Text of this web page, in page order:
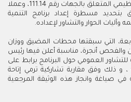
تنفيذا لمقتضيات القانون التنظيمي المتعلق بالجهات رقم 111.14، وعملا
بتحديد مسطرة إعداد برنامج التنمية
وآليات الحوار والتشاور لإعداده.
التي سبقتها محطات المضيق ووزان
أنجرة، مناسبة أعلن فيها رئيس
للتشاور العمومي حول البرنامج برابط على
موقع الجهة www.crtta.ma ، و ذلك وفق مقاربة تشاركية ترمي إتاحة
صياغة وانجاز هذه الوثيقة المرجعية